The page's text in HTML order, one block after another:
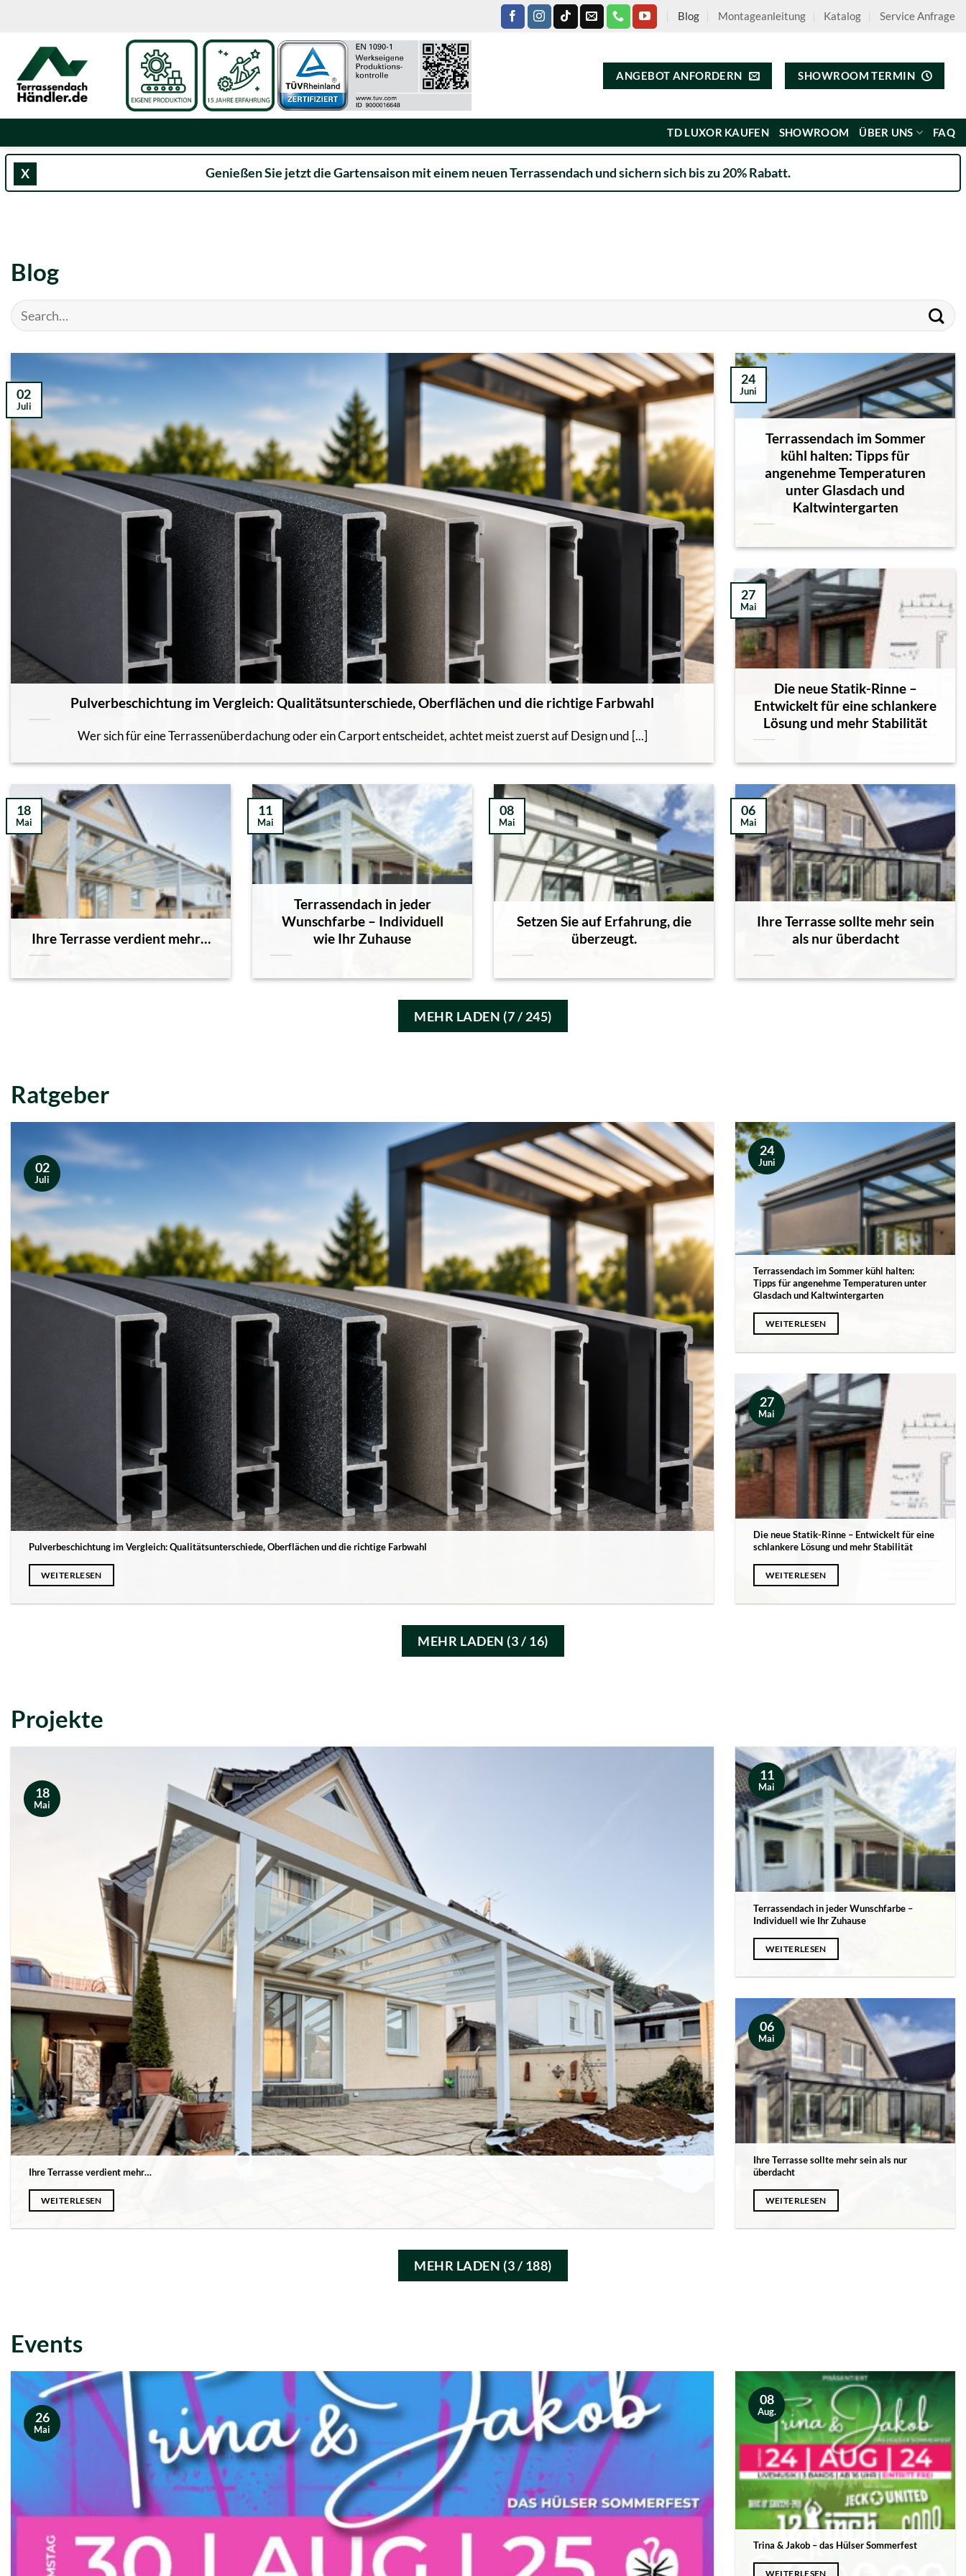
springen
Blog Montageanleitung Katalog Service Anfrage
ANGEBOT ANFORDERN SHOWROOM TERMIN
TD LUXOR KAUFEN SHOWROOM ÜBER UNS FAQ
X Genießen Sie jetzt die Gartensaison mit einem neuen Terrassendach und sichern sich bis zu 20% Rabatt.
Blog
Pulverbeschichtung im Vergleich: Qualitätsunterschiede, Oberflächen und die richtige Farbwahl
Wer sich für eine Terrassenüberdachung oder ein Carport entscheidet, achtet meist zuerst auf Design und [...]
02
Juli
Terrassendach im Sommer
kühl halten: Tipps für
angenehme Temperaturen
unter Glasdach und
Kaltwintergarten
24
Juni
Die neue Statik-Rinne –
Entwickelt für eine schlankere
Lösung und mehr Stabilität
27
Mai
Ihre Terrasse verdient mehr…
18
Mai
Terrassendach in jeder
Wunschfarbe – Individuell
wie Ihr Zuhause
11
Mai
Setzen Sie auf Erfahrung, die
überzeugt.
08
Mai
Ihre Terrasse sollte mehr sein
als nur überdacht
06
Mai
MEHR LADEN (7/ 245)
Ratgeber
Pulverbeschichtung im Vergleich: Qualitätsunterschiede, Oberflächen und die richtige Farbwahl
WEITERLESEN
02
Juli
Terrassendach im Sommer kühl halten:
Tipps für angenehme Temperaturen unter
Glasdach und Kaltwintergarten
WEITERLESEN
24
Juni
Die neue Statik-Rinne – Entwickelt für eine
schlankere Lösung und mehr Stabilität
WEITERLESEN
27
Mai
MEHR LADEN (3/ 16)
Projekte
Ihre Terrasse verdient mehr…
WEITERLESEN
18
Mai
Terrassendach in jeder Wunschfarbe –
Individuell wie Ihr Zuhause
WEITERLESEN
11
Mai
Ihre Terrasse sollte mehr sein als nur
überdacht
WEITERLESEN
06
Mai
MEHR LADEN (3/ 188)
Events
26
Mai
Trina & Jakob – das Hülser Sommerfest
WEITERLESEN
08
Aug.